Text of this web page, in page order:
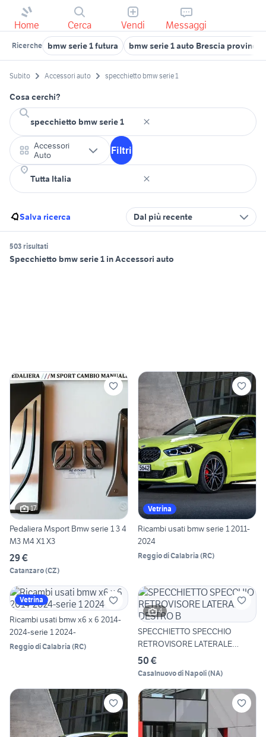
Home Cerca Vendi Messaggi
Ricerche bmw serie 1 futura bmw serie 1 auto Brescia provincia
Subito Accessori auto specchietto bmw serie 1
Cosa cerchi?
Accessori
Auto
Filtri
Salva ricerca Dal più recente
503 risultati
Specchietto bmw serie 1 in Accessori auto
17
Pedaliera Msport Bmw serie 1 3 4
M3 M4 X1 X3
29 €
Catanzaro(CZ)
Vetrina
Ricambi usati bmw serie 1 2011-
2024
Reggio di Calabria (RC)
Vetrina
Ricambi usati bmw x6 x 6 2014-
2024-serie 1 2024-
Reggio di Calabria (RC)
4
SPECCHIETTO SPECCHIO
RETROVISORE LATERALE
DESTRO B
50 €
Casalnuovo di Napoli(NA)